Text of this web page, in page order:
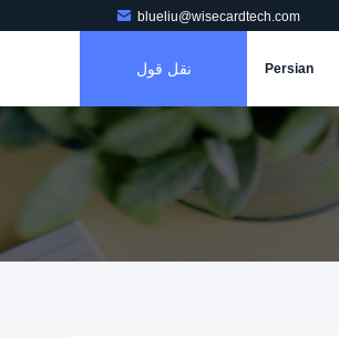
blueliu@wisecardtech.com
Persian نقل قول